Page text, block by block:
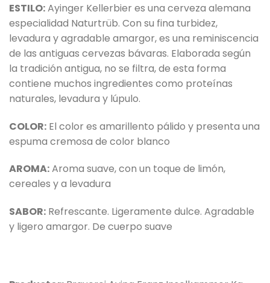
ESTILO:Ayinger Kellerbier es una cerveza alemana
especialidad Naturtrüb. Con su fina turbidez,
levadura y agradable amargor, es una reminiscencia
de las antiguas cervezas bávaras. Elaborada según
la tradición antigua, no se filtra, de esta forma
contiene muchos ingredientes como proteínas
naturales, levadura y lúpulo.
COLOR: El color es amarillento pálido y presenta una
espuma cremosa de color blanco
AROMA:Aroma suave, con un toque de limón,
cereales y a levadura
SABOR: Refrescante. Ligeramente dulce. Agradable
y ligero amargor. De cuerpo suave